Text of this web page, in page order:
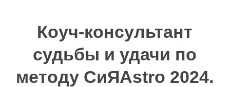
Коуч-консультант
судьбы и удачи по
методу СиЯAstro 2024.